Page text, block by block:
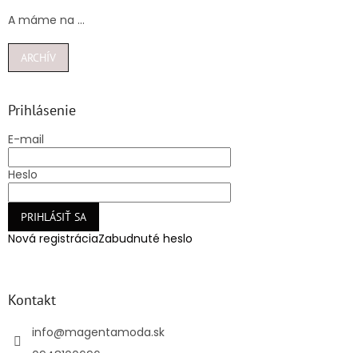
A máme na ...
ARCHÍV
Prihlásenie
E-mail
Heslo
PRIHLÁSIŤ SA
Nová registráciaZabudnuté heslo
Kontakt
info@magentamoda.sk